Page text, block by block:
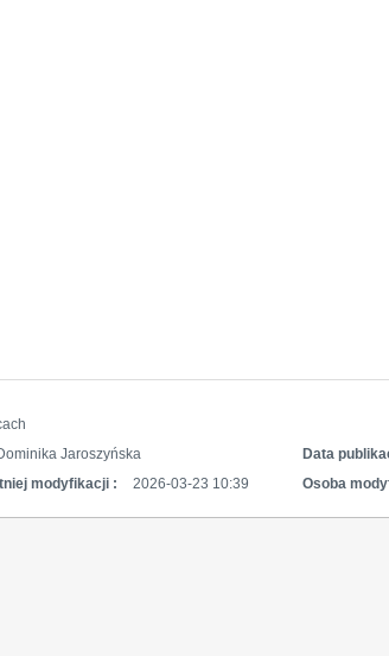
Jaroszyńska
Data
modyfikacji : 2026-03-23 10:39 Osoba